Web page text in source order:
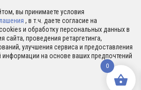
вы принимаете условия
, в т.ч. даете согласие на
и обработку персональных данных в
сайта, проведения ретаргетинга,
улучшения сервиса и предоставления
на основе ваших предпочтений
0